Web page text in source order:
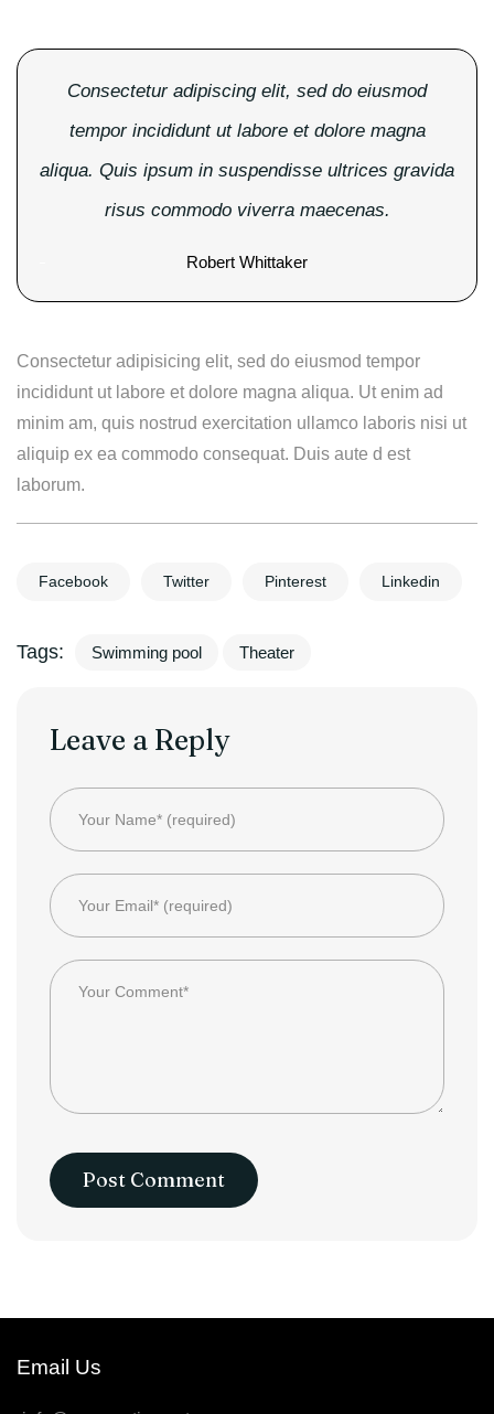
Consectetur adipiscing elit, sed do eiusmod
tempor incididunt ut labore et dolore magna
aliqua. Quis ipsum in suspendisse ultrices gravida
risus commodo viverra maecenas.
Robert Whittaker
Consectetur adipisicing elit, sed do eiusmod tempor
incididunt ut labore et dolore magna aliqua. Ut enim ad
minim am, quis nostrud exercitation ullamco laboris nisi ut
aliquip ex ea commodo consequat. Duis aute d est
laborum.
Facebook Twitter Pinterest Linkedin
Tags: Swimming pool Theater
Leave a Reply
Email Us